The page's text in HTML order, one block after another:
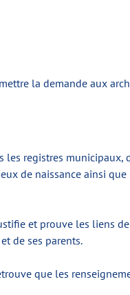
la demande aux
les registres
de naissance ainsi
et prouve les liens
de ses parents.
que les